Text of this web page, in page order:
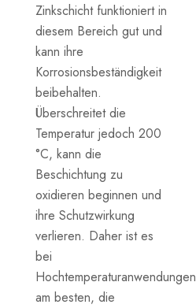
Zinkschicht funktioniert in
diesem Bereich gut und
kann ihre
Korrosionsbeständigkeit
beibehalten.
Überschreitet die
Temperatur jedoch 200
°C, kann die
Beschichtung zu
oxidieren beginnen und
ihre Schutzwirkung
verlieren. Daher ist es
bei
Hochtemperaturanwendungen
am besten, die